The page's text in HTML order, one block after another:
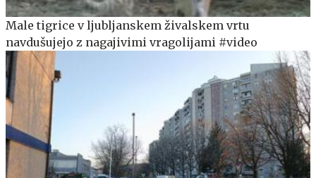
Male tigrice v ljubljanskem živalskem vrtu
navdušujejo z nagajivimi vragolijami #video